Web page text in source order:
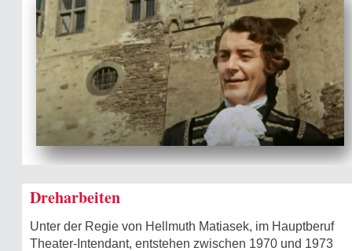
Dreharbeiten
Unter der Regie von Hellmuth Matiasek, im Hauptberuf
Theater-Intendant, entstehen zwischen 1970 und 1973